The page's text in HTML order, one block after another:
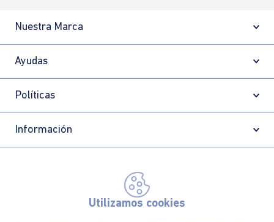
Utilizamos cookies
Nuestra Marca
Ayudas
Políticas
Información